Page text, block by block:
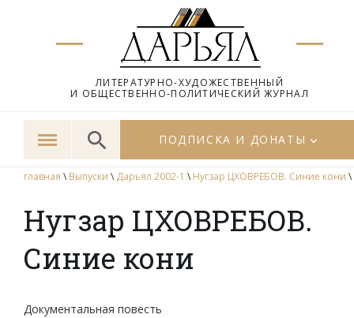
ЛИТЕРАТУРНО-ХУДОЖЕСТВЕННЫЙ
И ОБЩЕСТВЕННО-ПОЛИТИЧЕСКИЙ ЖУРНАЛ
ПОДПИСКА И ДОНАТЫ
главная \ Выпуски \ Дарьял 2002-1 \ Нугзар ЦХОВРЕБОВ. Синие кони \
Нугзар ЦХОВРЕБОВ.
Синие кони
Документальная повесть